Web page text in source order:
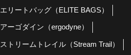
エリートバッグ（ELITE BAGS）
アーゴダイン（ergodyne）
ストリームトレイル（Stream Trail）